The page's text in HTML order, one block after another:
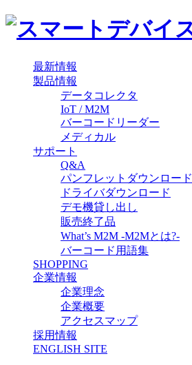
最新情報
製品情報
データコレクタ
IoT / M2M
バーコードリーダー
メディカル
サポート
Q&A
パンフレットダウンロード
ドライバダウンロード
デモ機貸し出し
販売終了品
What’s M2M -M2Mとは?-
バーコード用語集
SHOPPING
企業情報
企業理念
企業概要
アクセスマップ
採用情報
ENGLISH SITE